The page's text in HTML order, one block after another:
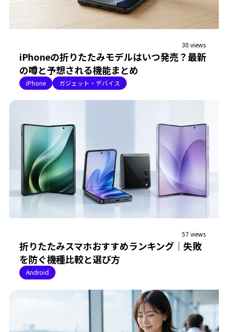
30 views
iPhoneの折りたたみモデルはいつ発売？最新
の噂と予想される機能まとめ
iPhone ガジェット・デバイス
57 views
折りたたみスマホおすすめランキング｜失敗
を防ぐ機種比較と選び方
Android